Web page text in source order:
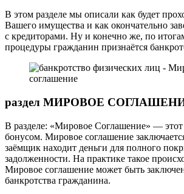
В этом разделе мы описали как будет
Вашего имущества и как окончательно
с кредиторами. Ну и конечно же, по
процедуры гражданин признаётся
раздел МИРОВОЕ
В разделе: «Мировое Соглашение» — этот
бонусом. Мировое соглашение
заёмщик находит деньги для полного
задолженности. На практике такое
Мировое соглашение может быть
банкротства гражданина.